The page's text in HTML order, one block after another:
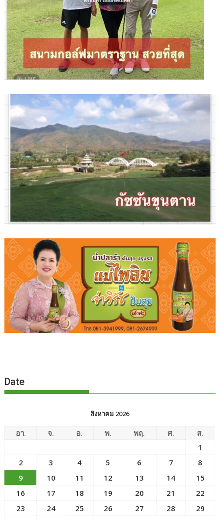
Date
สิงหาคม 2026
อา. จ. อ. พ. พฤ. ศ.
ส.
1
2
3 4 5 6 7
8
9
10 11 12 13 14
15
16
17 18 19 20 21
22
23
24 25 26 27 28
29